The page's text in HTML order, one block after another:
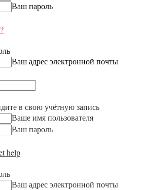
Ваш пароль
Ваш адрес электронной почты
в свою учётную запись
Ваше имя пользователя
Ваш пароль
help
Ваш адрес электронной почты